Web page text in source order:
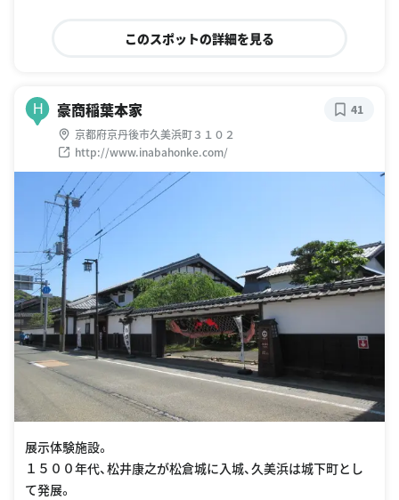
このスポットの詳細を見る
H 豪商稲葉本家
京都府京丹後市久美浜町３１０２
http://www.inabahonke.com/
41
展示体験施設。
１５００年代、松井康之が松倉城に入城、久美浜は城下町とし
て発展。